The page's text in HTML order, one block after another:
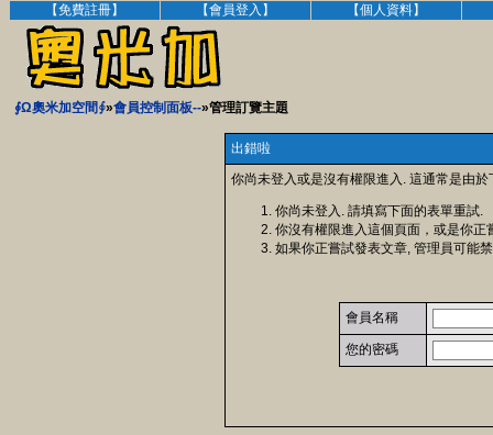
【免費註冊】 【會員登入】 【個人資料】
∮Ω奧米加空間∮»會員控制面板--»管理訂覽主題
出錯啦
你尚未登入或是沒有權限進入. 這通常是由於
你尚未登入. 請填寫下面的表單重試.
你沒有權限進入這個頁面，或是你
如果你正嘗試發表文章, 管理員可能
會員名稱
您的密碼